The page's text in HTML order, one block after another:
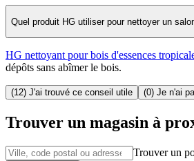
Quel produit HG utiliser pour nettoyer un
HG nettoyant pour bois d'essences
dépôts sans abîmer le bois.
(12) J'ai trouvé ce conseil utile (0) Je n'ai
Trouver un magasin à
Trouver un